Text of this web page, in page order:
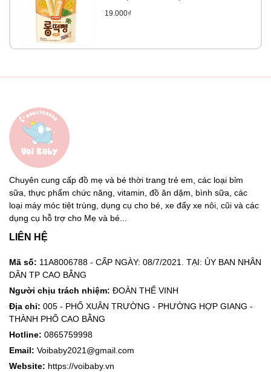
19.000₫
Chuyên cung cấp đồ mẹ và bé thời trang trẻ em, các loại bỉm
sữa, thực phẩm chức năng, vitamin, đồ ăn dặm, bình sữa, các
loại máy móc tiệt trùng, dụng cụ cho bé, xe đẩy xe nôi, cũi và các
dụng cụ hỗ trợ cho Mẹ và bé...
LIÊN HỆ
Mã số: 11A8006788 - CẤP NGÀY: 08/7/2021. TẠI: ỦY BAN NHÂN
DÂN TP CAO BẰNG
Người chịu trách nhiệm: ĐOÀN THẾ VINH
Địa chỉ: 005 - PHỐ XUÂN TRƯỜNG - PHƯỜNG HỢP GIANG -
THÀNH PHỐ CAO BẰNG
Hotline: 0865759998
Email: Voibaby2021@gmail.com
Website: https://voibaby.vn